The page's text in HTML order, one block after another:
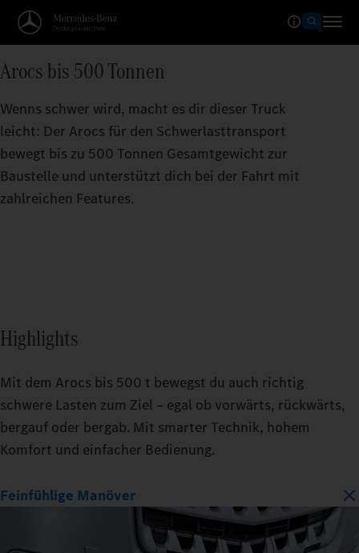
Arocs bis 500 Tonnen
Wenns schwer wird, macht es dir dieser Truck
leicht: Der Arocs für den Schwerlasttransport
bewegt bis zu 500 Tonnen Gesamtgewicht zur
Baustelle und unterstützt dich bei der Fahrt mit
zahlreichen Features.
Highlights
Mit dem Arocs bis 500 t bewegst du auch richtig
schwere Lasten zum Ziel – egal ob vorwärts, rückwärts,
bergauf oder bergab. Mit smarter Technik, hohem
Komfort und einfacher Bedienung.
Feinfühlige Manöver